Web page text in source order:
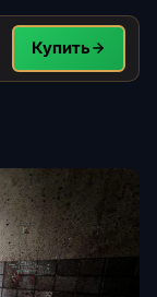
Купить